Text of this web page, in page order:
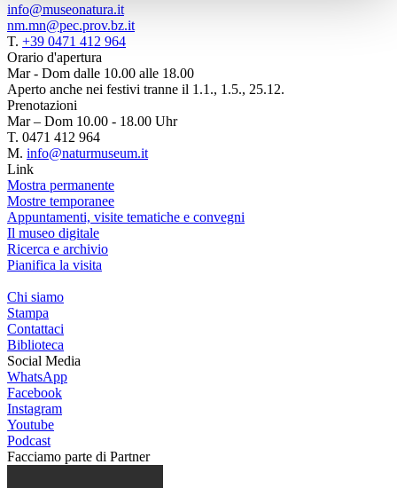
info@museonatura.it
nm.mn@pec.prov.bz.it
T. +39 0471 412 964
Orario d'apertura
Mar - Dom dalle 10.00 alle 18.00
Aperto anche nei festivi tranne il 1.1., 1.5., 25.12.
Prenotazioni
Mar – Dom 10.00 - 18.00 Uhr
T. 0471 412 964
M. info@naturmuseum.it
Link
Mostra permanente
Mostre temporanee
Appuntamenti, visite tematiche e convegni
Il museo digitale
Ricerca e archivio
Pianifica la visita
Chi siamo
Stampa
Contattaci
Biblioteca
Social Media
WhatsApp
Facebook
Instagram
Youtube
Podcast
Facciamo parte di Partner